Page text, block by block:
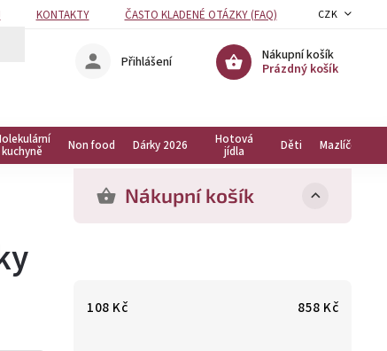
KONTAKTY ČASTO KLADENÉ OTÁZKY (FAQ) CZK
Nákupní košík
Prázdný košík
Přihlášení
kuchyně Non food Dárky 2026 Hotová
jídla Děti Mazlíčci
Nákupní košík
108 Kč 858 Kč